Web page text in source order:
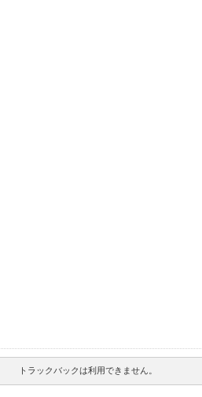
トラックバックは利用できません。